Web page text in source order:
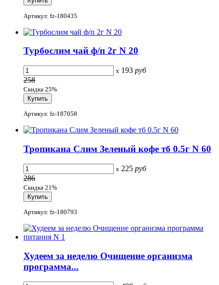
Артикул: fz-180435
Турбослим чай ф/п 2г N 20
x 193 руб
258
Скидка 25%
Артикул: fz-187058
Тропикана Слим Зеленый кофе тб 0.5г N 60
x 225 руб
286
Скидка 21%
Артикул: fz-180793
Худеем за неделю Очищение организма
программа...